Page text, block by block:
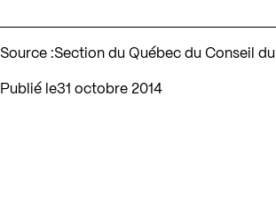
Source :Section du Québec du Conseil
Publié le 31 octobre 2014